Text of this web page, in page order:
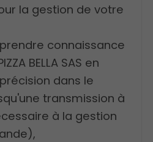
la gestion de votre
connaissance
BELLA SAS en
dans le
transmission à
à la gestion